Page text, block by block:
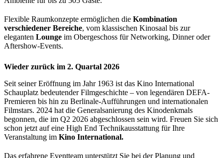
Flexible Raumkonzepte ermöglichen die Kombination
verschiedener Bereiche, vom klassischen Kinosaal bis zur
eleganten Lounge im Obergeschoss für Networking, Dinner oder
Aftershow-Events.
Wieder zurück im 2. Quartal 2026
Seit seiner Eröffnung im Jahr 1963 ist das Kino International
Schauplatz bedeutender Filmgeschichte – von legendären DEFA-
Premieren bis hin zu Berlinale-Aufführungen und internationalen
Filmstars. 2024 hat die Generalsanierung des Kinodenkmals
begonnen, die im Q2 2026 abgeschlossen sein wird. Freuen Sie sich
schon jetzt auf eine High End Technikausstattung für Ihre
Veranstaltung im Kino International.
Das erfahrene Eventteam unterstützt Sie bei der Planung und